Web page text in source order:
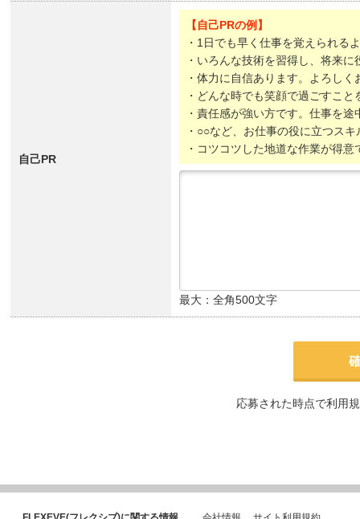
自己PR
【自己PRの例】
・1日でも早く仕事を覚えられる
・いろんな技術を習得し、将来
・体力に自信あります。よろしく
・どんな時でも笑顔で過ごすこ
・責任感が強い方です。仕事を
・○○など、お仕事の役に立つス
・コツコツした地道な作業が得意
最大：全角500文字
応募された時点で利用